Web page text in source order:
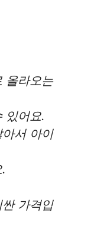
올라오는
있어요.
서 아이
가격입